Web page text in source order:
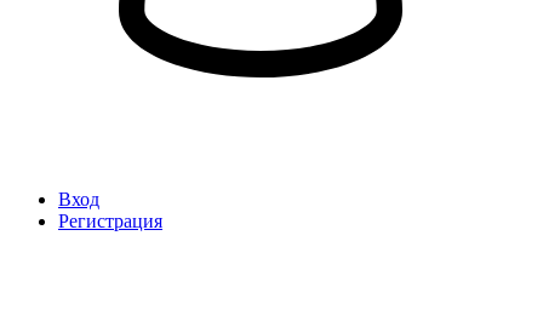
Вход
Регистрация